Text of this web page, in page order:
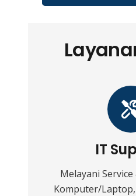
IT
Melayani
Komputer/